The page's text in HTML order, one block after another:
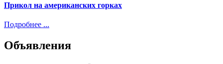
Прикол на американских горках
Подробнее ...
Объявления